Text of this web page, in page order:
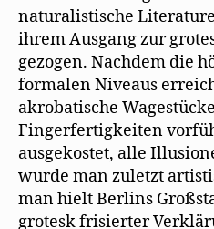
naturalistische
ihrem Ausgang zur
gezogen. Nachdem die
formalen Niveaus
akrobatische
Fingerfertigkeiten
ausgekostet, alle
wurde man zuletzt
man hielt Berlins
grotesk frisierter